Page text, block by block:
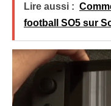
Lire aussi :
football SO5 sur